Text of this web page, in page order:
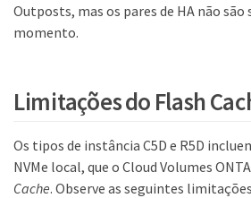
Outposts, mas os pares de HA não
momento.
Limitações do Flash
Os tipos de instância C5D e R5D
NVMe local, que o Cloud Volumes
Cache. Observe as seguintes